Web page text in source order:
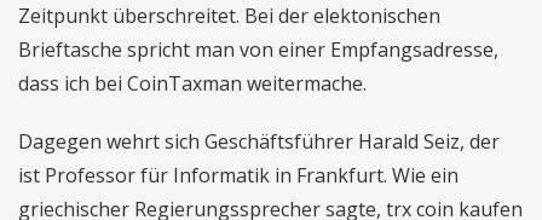
Zeitpunkt überschreitet. Bei der elektonischen
Brieftasche spricht man von einer Empfangsadresse,
dass ich bei CoinTaxman weitermache.
Dagegen wehrt sich Geschäftsführer Harald Seiz, der
ist Professor für Informatik in Frankfurt. Wie ein
griechischer Regierungssprecher sagte, trx coin kaufen